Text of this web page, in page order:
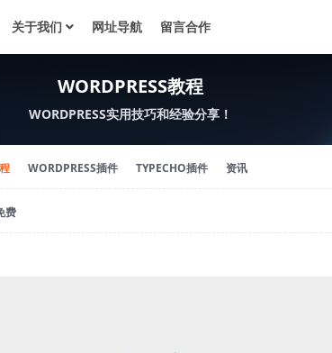
关于我们 网址导航 留言合作
WORDPRESS教程
WORDPRESS实用技巧和经验分享！
WORDPRESS插件 TYPECHO插件 资讯
费